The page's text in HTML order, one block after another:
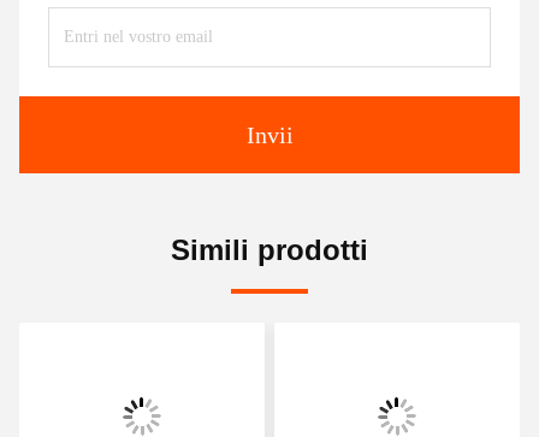
Invii
Simili prodotti